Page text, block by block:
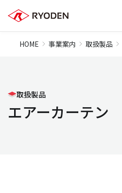
HOME 事業案内 取扱製品
取扱製品
エアーカーテン